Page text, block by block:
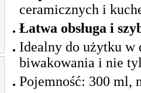
ceramicznych i
Łatwa obsługa i
Idealny do użytku w
biwakowania i nie
Pojemność: 300 ml,